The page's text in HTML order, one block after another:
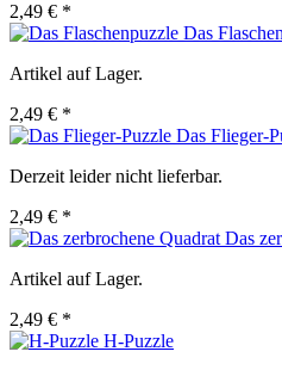
2,49 € *
Das
Artikel auf Lager.
2,49 € *
Das Flieger-
Derzeit leider nicht lieferbar.
2,49 € *
Das
Artikel auf Lager.
2,49 € *
H-Puzzle